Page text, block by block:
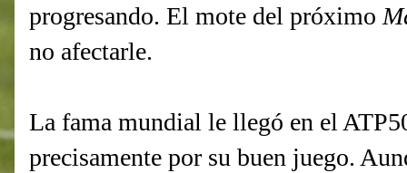
progresando. El mote del próximo
no afectarle.
La fama mundial le llegó en el
precisamente por su buen juego.